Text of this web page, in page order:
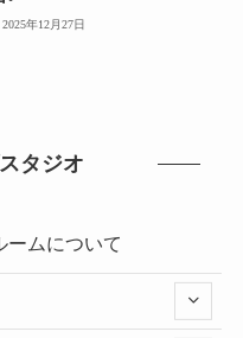
2025年12月27日
タジオ
ームについて